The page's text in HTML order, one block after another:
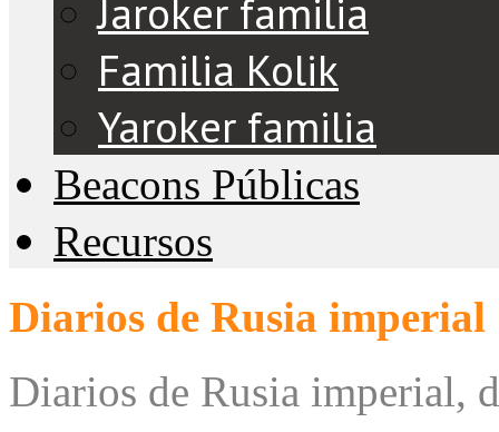
Jaroker familia
Familia Kolik
Yaroker familia
Beacons Públicas
Recursos
Diarios de Rusia imperial
Diarios de Rusia imperial,